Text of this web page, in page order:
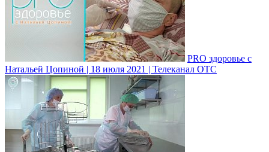
PRO здоровье с
Натальей Цопиной | 18 июля 2021 | Телеканал ОТС